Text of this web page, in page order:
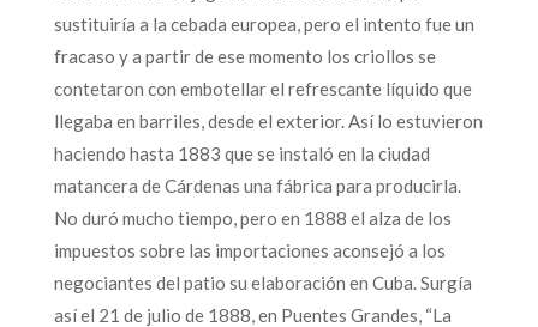
sustituiría a la cebada europea, pero el intento fue un
fracaso y a partir de ese momento los criollos se
contetaron con embotellar el refrescante líquido que
llegaba en barriles, desde el exterior. Así lo estuvieron
haciendo hasta 1883 que se instaló en la ciudad
matancera de Cárdenas una fábrica para producirla.
No duró mucho tiempo, pero en 1888 el alza de los
impuestos sobre las importaciones aconsejó a los
negociantes del patio su elaboración en Cuba. Surgía
así el 21 de julio de 1888, en Puentes Grandes, “La